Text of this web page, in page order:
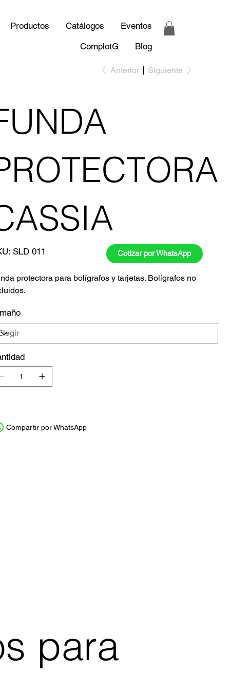
Productos Catálogos
Eventos
ComplotG
Blog
Anterior Siguiente
SKU
SLD
SLD 011
protectora para bolígrafos y tarjetas. Bolígrafos no
Compartir por WhatsApp
para
Cotizar por WhatsApp